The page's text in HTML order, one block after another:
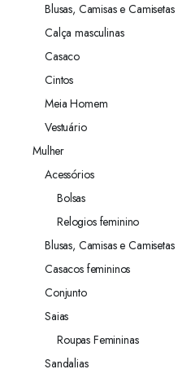
Blusas, Camisas e Camisetas
Calça masculinas
Casaco
Cintos
Meia Homem
Vestuário
Mulher
Acessórios
Bolsas
Relogios feminino
Blusas, Camisas e Camisetas
Casacos femininos
Conjunto
Saias
Roupas Femininas
Sandalias